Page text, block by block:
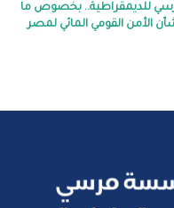
للديمقراطية.. بخصوص ما
الأمن القومي المائي لمصر